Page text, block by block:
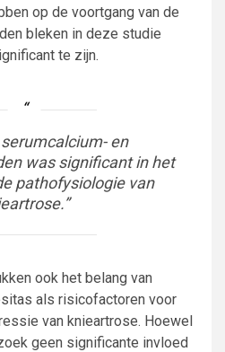
op de voortgang van de
bleken in deze studie
te zijn.
serumcalcium- en
was significant in het
pathofysiologie van
ook het belang van
als risicofactoren voor
van knieartrose. Hoewel
geen significante invloed